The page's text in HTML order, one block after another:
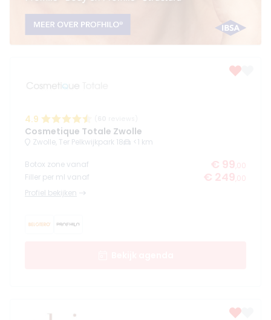
4.9
Cosmetique Totale Zwolle
Zwolle, Ter Pelkwijkpark 18 <1 km
Botox zone vanaf € 99 ,00
Filler per ml vanaf
€ 249 ,00
Profiel bekijken